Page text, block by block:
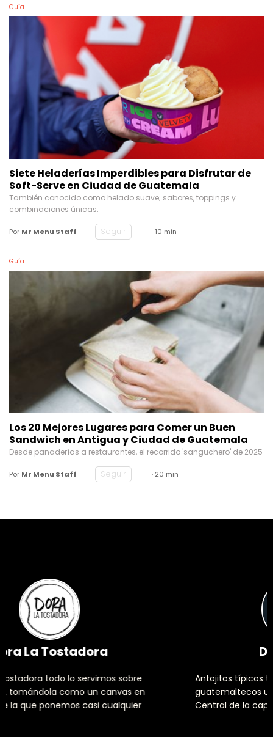
Guía
Siete Heladerías Imperdibles para Disfrutar de
Soft-Serve en Ciudad de Guatemala
También conocido como helado suave; sabores, toppings y
combinaciones únicas.
Por Mr Menu Staff Seguir · 10 min
Guía
Los 20 Mejores Lugares para Comer un Buen
Sandwich en Antigua y Ciudad de Guatemala
Desde panaderías a restaurantes, el recorrido 'sanguchero' de 2025
Por Mr Menu Staff Seguir · 20 min
Doña Mela
Antojitos típicos tradicionales
guatemaltecos ubicados en el Mercado
Central de la capital.